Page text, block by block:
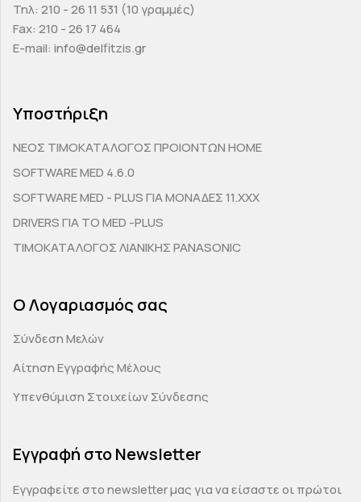
Τηλ: 210 - 26 11 531 (10 γραμμές)
Fax: 210 - 26 17 464
E-mail: info@delfitzis.gr
Υποστήριξη
ΝΕΟΣ ΤΙΜΟΚΑΤΑΛΟΓΟΣ ΠΡΟΙΟΝΤΩΝ HOME
SOFTWARE MED 4.6.0
SOFTWARE MED - PLUS ΓΙΑ ΜΟΝΑΔΕΣ 11.ΧΧΧ
DRIVERS ΓΙΑ ΤΟ MED -PLUS
ΤΙΜΟΚΑΤΑΛΟΓΟΣ ΛΙΑΝΙΚΗΣ PANASONIC
Ο Λογαριασμός σας
Σύνδεση Μελών
Αίτηση Εγγραφής Μέλους
Υπενθύμιση Στοιχείων Σύνδεσης
Εγγραφή στο Newsletter
Εγγραφείτε στο newsletter μας για να είσαστε οι πρώτοι